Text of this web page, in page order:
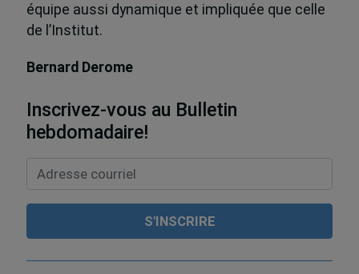
équipe aussi dynamique et impliquée que celle
de l’Institut.
Bernard Derome
Inscrivez-vous au Bulletin
hebdomadaire!